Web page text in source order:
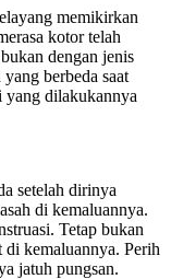
memikirkan
kotor telah
dengan jenis
berbeda saat
yang dilakukannya
setelah dirinya
di kemaluannya.
Tetap bukan
di kemaluannya. Perih
jatuh pungsan.